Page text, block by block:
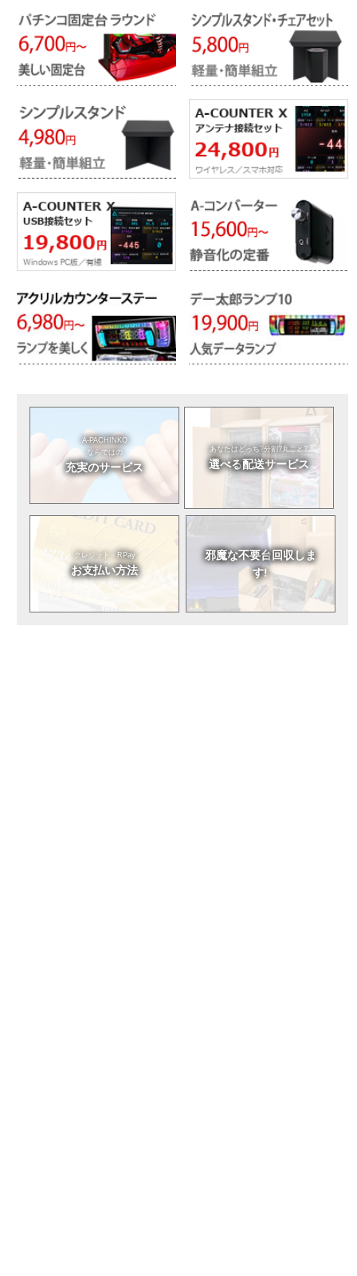
A-PACHINKO
ならではの
充実のサービス
あなたはどっち?分割?丸ごと?
選べる配送サービス
クレジット・RPay
お支払い方法
邪魔な不要台回収しま
す!